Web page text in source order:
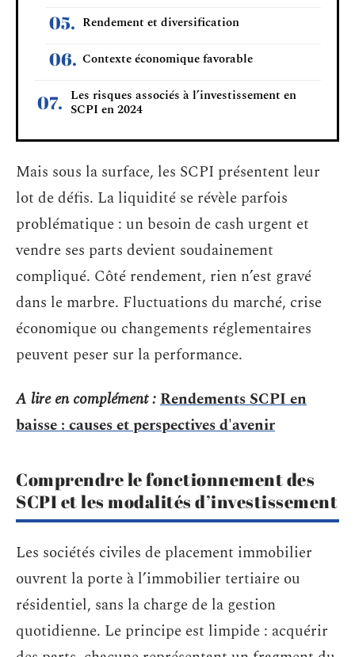
Rendement et diversification
Contexte économique favorable
Les risques associés à l’investissement en
SCPI en 2024
Mais sous la surface, les SCPI présentent leur
lot de défis. La liquidité se révèle parfois
problématique : un besoin de cash urgent et
vendre ses parts devient soudainement
compliqué. Côté rendement, rien n’est gravé
dans le marbre. Fluctuations du marché, crise
économique ou changements réglementaires
peuvent peser sur la performance.
A lire en complément :Rendements SCPI en
baisse : causes et perspectives d'avenir
Comprendre le fonctionnement des
SCPI et les modalités d’investissement
Les sociétés civiles de placement immobilier
ouvrent la porte à l’immobilier tertiaire ou
résidentiel, sans la charge de la gestion
quotidienne. Le principe est limpide : acquérir